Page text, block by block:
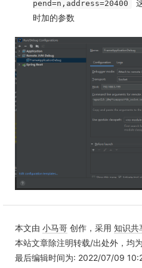
pend=n,address=20400
时加的参数
本文由 小马哥 创作，采用 知识共
本站文章除注明转载/出处外，均为本
最后编辑时间为: 2022/07/09